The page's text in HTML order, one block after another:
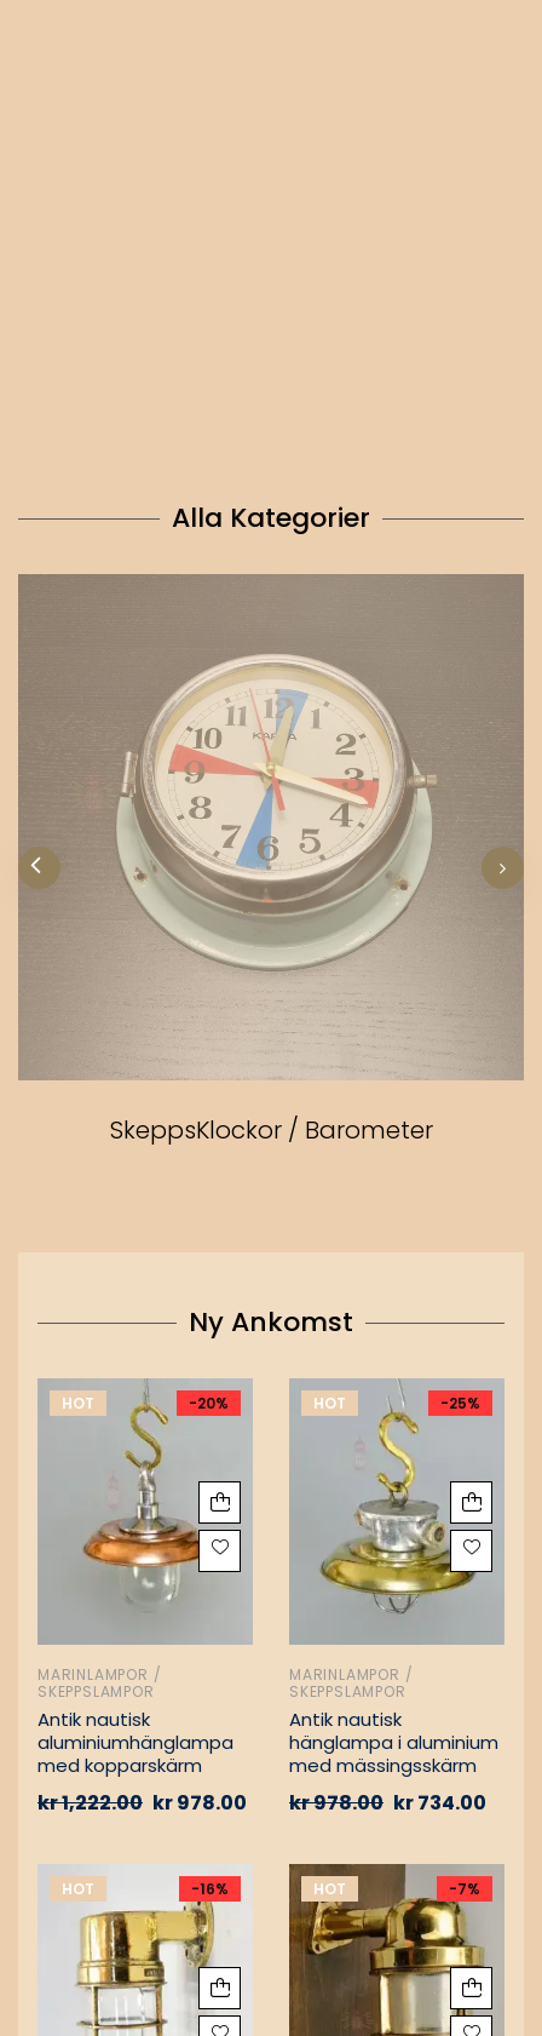
Alla Kategorier
SkeppsKlockor / Barometer
Ny Ankomst
HOT -20%
MARINLAMPOR /
SKEPPSLAMPOR
Antik nautisk
aluminiumhänglampa
med kopparskärm
kr1,222.00 kr978.00
HOT -25%
MARINLAMPOR /
SKEPPSLAMPOR
Antik nautisk
hänglampa i aluminium
med mässingsskärm
kr978.00 kr734.00
HOT -16% HOT -7%